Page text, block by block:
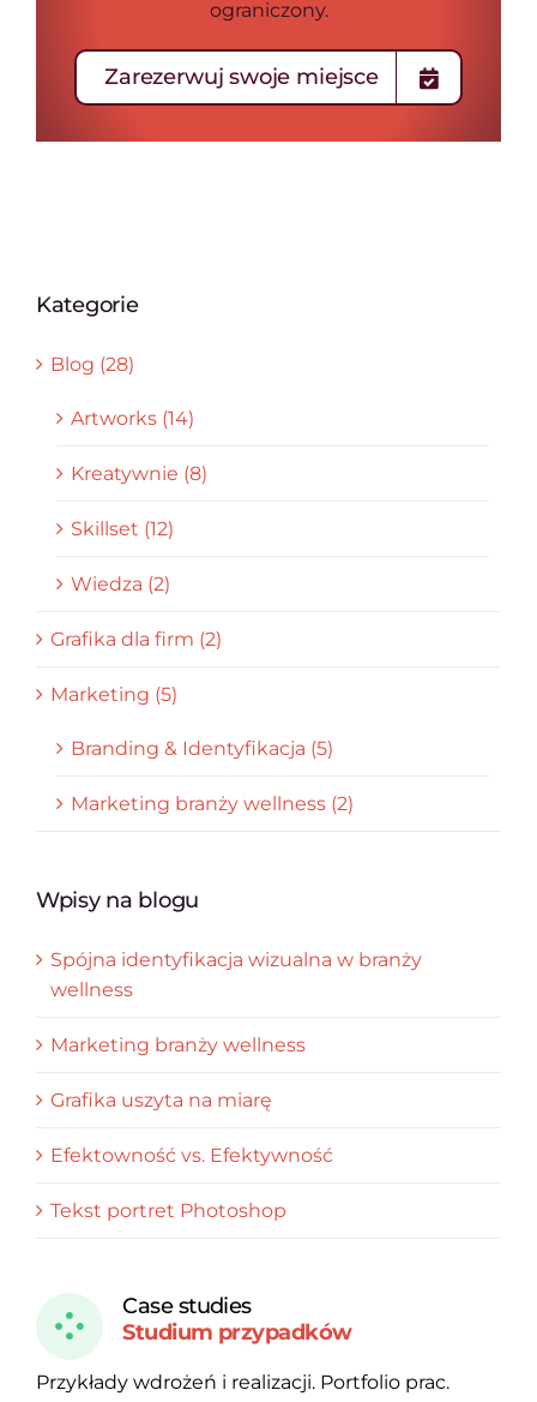
ograniczony.
Zarezerwuj swoje miejsce
Kategorie
Blog (28)
Artworks (14)
Kreatywnie (8)
Skillset (12)
Wiedza (2)
Grafika dla firm (2)
Marketing (5)
Branding & Identyfikacja (5)
Marketing branży wellness (2)
Wpisy na blogu
Spójna identyfikacja wizualna w branży
wellness
Marketing branży wellness
Grafika uszyta na miarę
Efektowność vs. Efektywność
Tekst portret Photoshop
Case studies
Studium przypadków
Przykłady wdrożeń i realizacji. Portfolio prac.